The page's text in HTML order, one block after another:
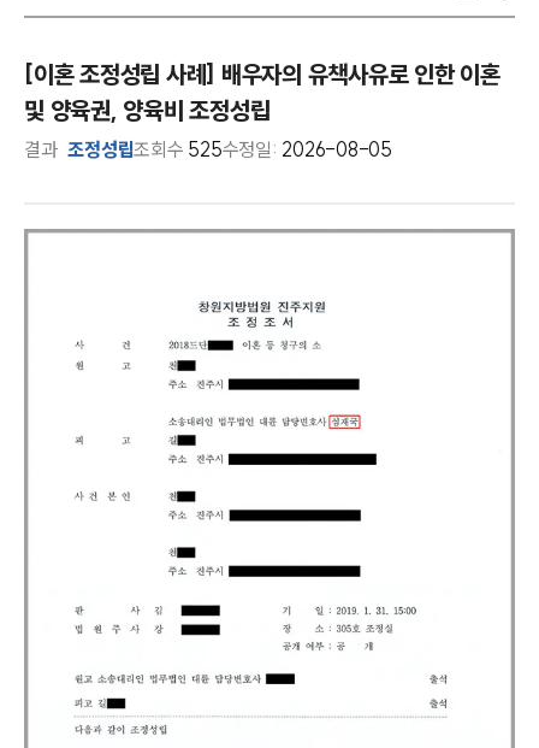
[이혼 조정성립 사례] 배우자의 유책사유로 인한 이혼
및 양육권, 양육비 조정성립
결과 조정성립조회수 525수정일: 2026-08-05